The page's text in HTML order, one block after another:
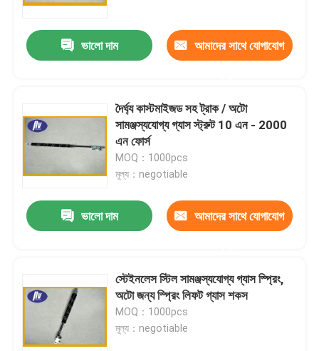
ভালো দাম আমাদের সাথে যোগাযোগ
দৈর্ঘ্য কাস্টমাইজড সহ ট্রাক / অটো
সামঞ্জস্যযোগ্য গ্যাস স্ট্রুট 10 এন - 2000
এন ফোর্স
MOQ：1000pcs
মূল্য：negotiable
ভালো দাম আমাদের সাথে যোগাযোগ
স্টেইনলেস স্টিল সামঞ্জস্যযোগ্য গ্যাস স্প্রিং,
অটো জন্য স্প্রিং লিফট গ্যাস শকস
MOQ：1000pcs
মূল্য：negotiable